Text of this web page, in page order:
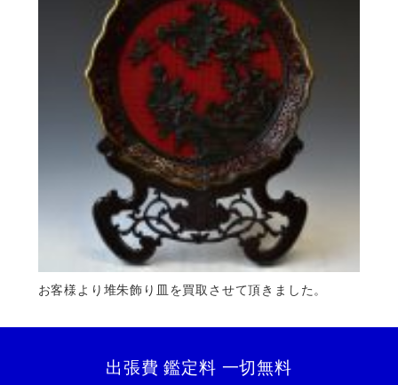
お客様より堆朱飾り皿を買取させて頂きました。
出張費 鑑定料 一切無料